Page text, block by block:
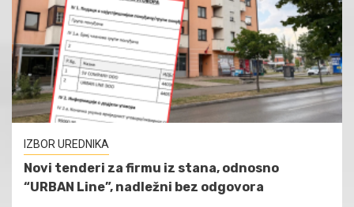
IZBOR UREDNIKA
Novi tenderi za firmu iz stana, odnosno
“URBAN Line”, nadležni bez odgovora